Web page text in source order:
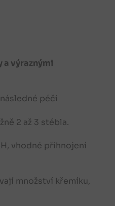
výraznými
péči
2 až 3 stébla.
vhodné přihnojení
množství křemíku,